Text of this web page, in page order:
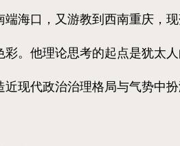
海口，又游教到西南重庆，
。他理论思考的起点是犹太
现代政治治理格局与气势中